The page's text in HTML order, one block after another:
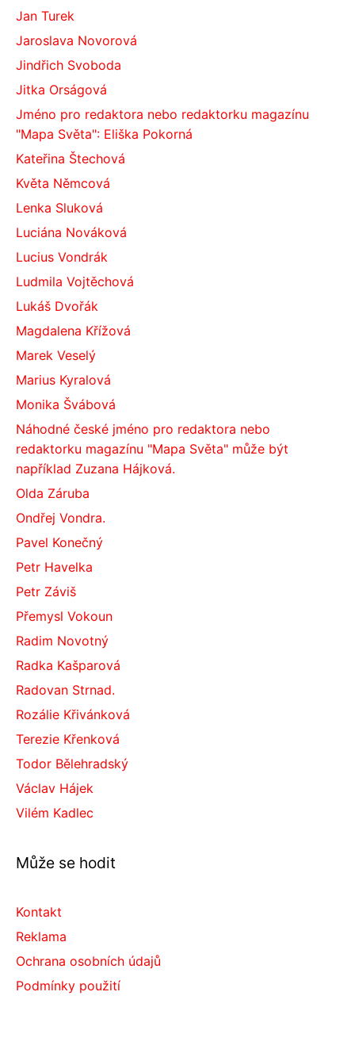
Jan Turek
Jaroslava Novorová
Jindřich Svoboda
Jitka Orságová
Jméno pro redaktora nebo redaktorku magazínu
"Mapa Světa": Eliška Pokorná
Kateřina Štechová
Květa Němcová
Lenka Sluková
Luciána Nováková
Lucius Vondrák
Ludmila Vojtěchová
Lukáš Dvořák
Magdalena Křížová
Marek Veselý
Marius Kyralová
Monika Švábová
Náhodné české jméno pro redaktora nebo
redaktorku magazínu "Mapa Světa" může být
například Zuzana Hájková.
Olda Záruba
Ondřej Vondra.
Pavel Konečný
Petr Havelka
Petr Záviš
Přemysl Vokoun
Radim Novotný
Radka Kašparová
Radovan Strnad.
Rozálie Křivánková
Terezie Křenková
Todor Bělehradský
Václav Hájek
Vilém Kadlec
Může se hodit
Kontakt
Reklama
Ochrana osobních údajů
Podmínky použití